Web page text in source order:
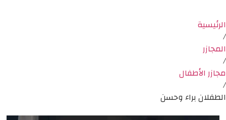
الرئيسية
/
المجازر
/
مجازر الأطفال
/
الطفلان براء وحسن